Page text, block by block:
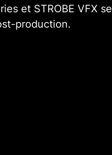
et STROBE VFX se
production.